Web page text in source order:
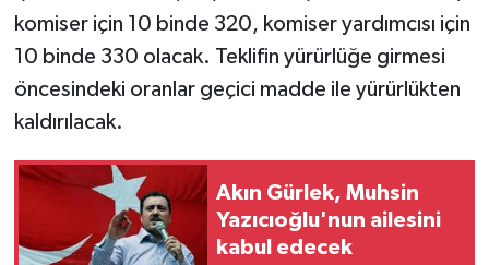
komiser için 10 binde 320, komiser yardımcısı için
10 binde 330 olacak. Teklifin yürürlüğe girmesi
öncesindeki oranlar geçici madde ile yürürlükten
kaldırılacak.
Akın Gürlek, Muhsin
Yazıcıoğlu'nun ailesini
kabul edecek